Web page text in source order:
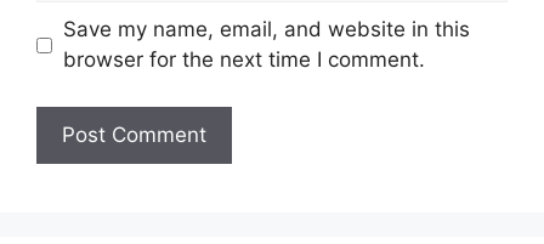
Save my name, email, and website in this
browser for the next time I comment.